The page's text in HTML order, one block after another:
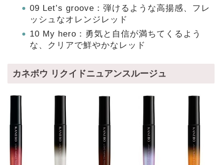
09 Let’s groove：弾けるような高揚感、フレ
ッシュなオレンジレッド
10 My hero：勇気と自信が満ちてくるよう
な、クリアで鮮やかなレッド
カネボウ リクイドニュアンスルージュ